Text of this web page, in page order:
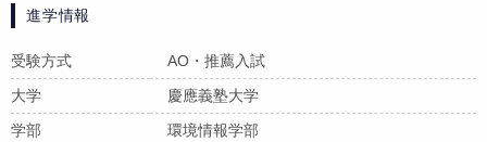
進学情報
受験方式
AO・推薦入試
大学
慶應義塾大学
学部
環境情報学部